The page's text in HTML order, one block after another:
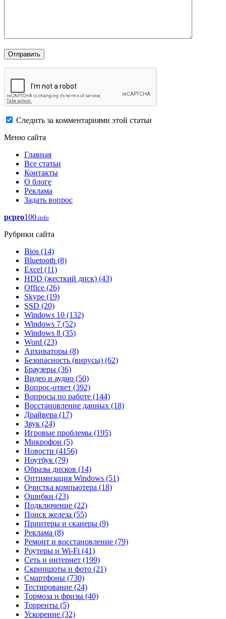
Следить за комментариями этой статьи
Меню сайта
Главная
Все статьи
Контакты
О блоге
Реклама
Задать вопрос
pcpro100.info
Рубрики сайта
Bios (14)
Bluetooth (8)
Excel (11)
HDD (жесткий диск) (43)
Office (26)
Skype (19)
SSD (20)
Windows 10 (132)
Windows 7 (52)
Windows 8 (35)
Word (23)
Архиваторы (8)
Безопасность (вирусы) (62)
Браузеры (36)
Видео и аудио (50)
Вопрос-ответ (392)
Вопросы по работе (144)
Восстановление данных (18)
Драйвера (17)
Звук (24)
Игровые проблемы (195)
Микрофон (5)
Новости (4156)
Ноутбук (79)
Образы дисков (14)
Оптимизация Windows (51)
Очистка компьютера (18)
Ошибки (23)
Подключение (22)
Поиск железа (55)
Принтеры и сканеры (9)
Реклама (8)
Ремонт и восстановление (79)
Роутеры и Wi-Fi (41)
Сеть и интернет (199)
Скриншоты и фото (21)
Смартфоны (730)
Тестирование (24)
Тормоза и фризы (40)
Торренты (5)
Ускорение (32)